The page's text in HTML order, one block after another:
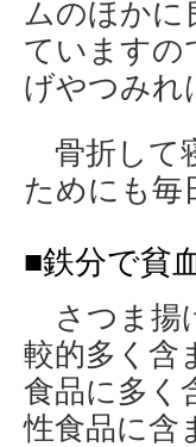
ムのほかに
ていますの
げやつみれ
骨折して
ためにも毎
■鉄分で貧
さつま揚
較的多く含
食品に多く
性食品に含